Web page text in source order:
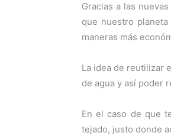
Gracias a las
que nuestro
maneras más
La idea de reutilizar
de agua y así poder
En el caso de que
tejado, justo donde